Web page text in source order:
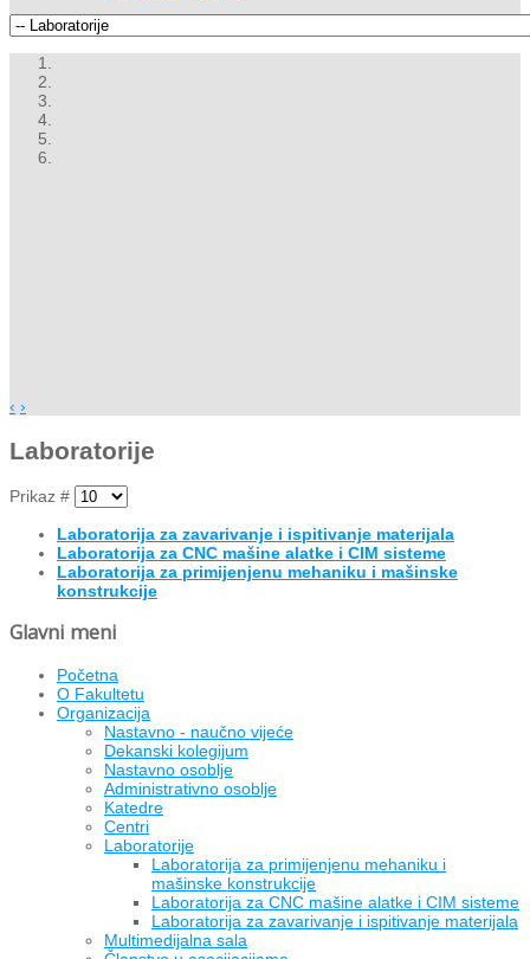
‹ ›
Laboratorije
Prikaz #
Laboratorija za zavarivanje i ispitivanje materijala
Laboratorija za CNC mašine alatke i CIM sisteme
Laboratorija za primijenjenu mehaniku i mašinske
konstrukcije
Glavni meni
Početna
O Fakultetu
Organizacija
Nastavno - naučno vijeće
Dekanski kolegijum
Nastavno osoblje
Administrativno osoblje
Katedre
Centri
Laboratorije
Laboratorija za primijenjenu mehaniku i
mašinske konstrukcije
Laboratorija za CNC mašine alatke i CIM sisteme
Laboratorija za zavarivanje i ispitivanje materijala
Multimedijalna sala